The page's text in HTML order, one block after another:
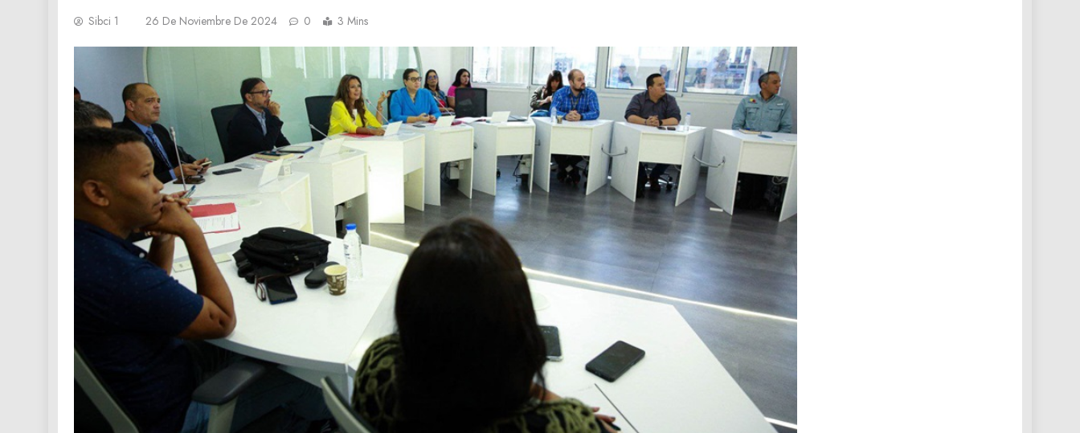
Sibci 1 26 De Noviembre De 2024 0 3 Mins